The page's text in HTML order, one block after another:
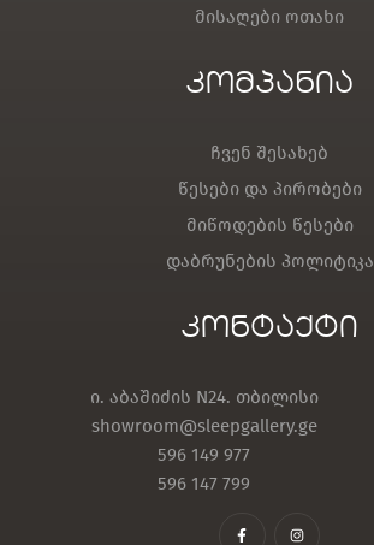
მისაღები ოთახი
კომპანია
ჩვენ შესახებ
წესები და პირობები
მიწოდების წესები
დაბრუნების პოლიტიკა
კონტაქტი
ი. აბაშიძის N24. თბილისი
showroom@sleepgallery.ge
596 149 977
596 147 799